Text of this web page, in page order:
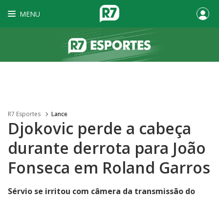
MENU
R7 Esportes Lance
Djokovic perde a cabeça
durante derrota para João
Fonseca em Roland Garros
Sérvio se irritou com câmera da transmissão do